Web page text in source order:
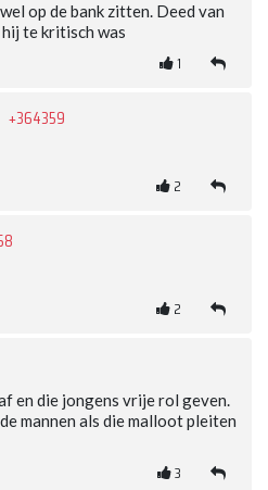
op de bank zitten. Deed van
te kritisch was
1
+364359
2
2
en die jongens vrije rol geven.
mannen als die malloot pleiten
3